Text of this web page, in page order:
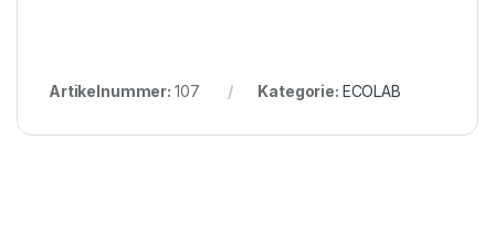
Artikelnummer: 107 Kategorie: ECOLAB